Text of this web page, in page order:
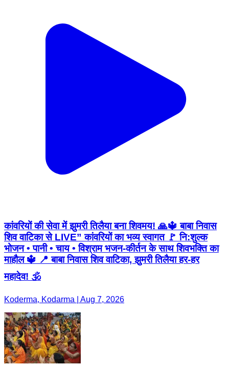
कांवरियों की सेवा में झुमरी तिलैया बना शिवमय! 🙏🔱 बाबा निवास
शिव वाटिका से LIVE” कांवरियों का भव्य स्वागत 🚩 नि:शुल्क
भोजन • पानी • चाय • विश्राम भजन-कीर्तन के साथ शिवभक्ति का
माहौल 🔱 📍 बाबा निवास शिव वाटिका, झुमरी तिलैया हर-हर
महादेव! 🕉️
Koderma, Kodarma | Aug 7, 2026